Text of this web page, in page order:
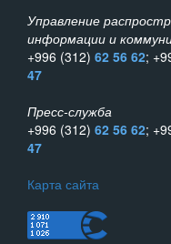
Управление
информации и
+996 (312) 62 56 62;
47
Пресс-служба
+996 (312) 62 56 62;
47
Карта сайта